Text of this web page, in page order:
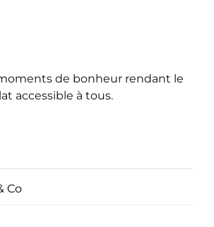
de bonheur rendant le
accessible à tous.
Co